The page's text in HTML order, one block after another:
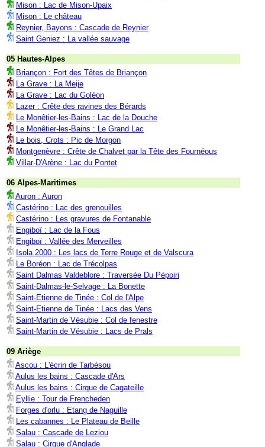
Mison : Lac de Mison-Upaix
Mison : Le château
Reynier, Bayons : Cascade de Reynier
Saint Geniez : La vallée sauvage
05 Hautes-Alpes
Briançon : Fort des Têtes de Briançon
La Grave : La Meije
La Grave : Lac du Goléon
Lazer : Crête des ravines des Bérards
Le Monêtier-les-Bains : Lac de la Douche
Le Monêtier-les-Bains : Le Grand Lac
Le bois, Crots : Pic de Morgon
Montgenèvre : Crête de Chalvet par la Tête des Fournéous
Villar-D'Arène : Lac du Pontet
06 Alpes-Maritimes
Auron : Auron
Castérino : Lac des grenouilles
Castérino : Les gravures de Fontanable
Engiboï : Lac de la Fous
Engiboï : Vallée des Merveilles
Isola 2000 : Les lacs de Terre Rouge et de Valscura
Le Boréon : Lac de Trécolpas
Saint Dalmas Valdeblore : Traversée Du Pépoiri
Saint-Dalmas-le-Selvage : La Bonette
Saint-Etienne de Tinée : Col de l'Alpe
Saint-Etienne de Tinée : Lacs des Vens
Saint-Martin de Vésubie : Col de fenestre
Saint-Martin de Vésubie : Lacs de Prals
09 Ariège
Ascou : L'écrin de Tarbésou
Aulus les bains : Cascade d'Ars
Aulus les bains : Cirque de Cagateille
Eyllie : Tour de Frencheden
Forges d'orlu : Etang de Naguille
Les cabannes : Le Plateau de Beille
Salau : Cascade de Leziou
Salau : Cirque d'Anglade